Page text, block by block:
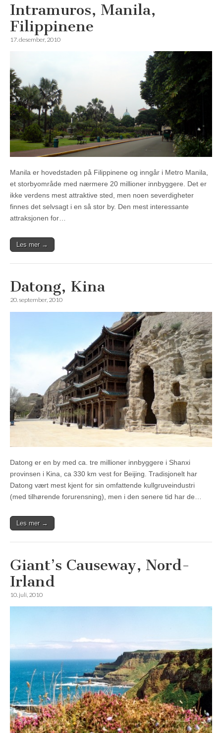
Intramuros, Manila,
Filippinene
17. desember, 2010
Manila er hovedstaden på Filippinene og inngår i Metro Manila,
et storbyområde med nærmere 20 millioner innbyggere. Det er
ikke verdens mest attraktive sted, men noen severdigheter
finnes det selvsagt i en så stor by. Den mest interessante
attraksjonen for…
Les mer →
Datong, Kina
20. september, 2010
Datong er en by med ca. tre millioner innbyggere i Shanxi
provinsen i Kina, ca 330 km vest for Beijing. Tradisjonelt har
Datong vært mest kjent for sin omfattende kullgruveindustri
(med tilhørende forurensning), men i den senere tid har de…
Les mer →
Giant’s Causeway, Nord-
Irland
10. juli, 2010